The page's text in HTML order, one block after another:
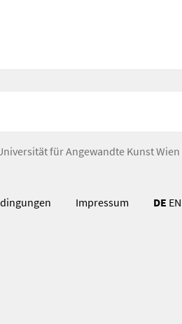
für Angewandte Kunst Wien
Impressum DE EN